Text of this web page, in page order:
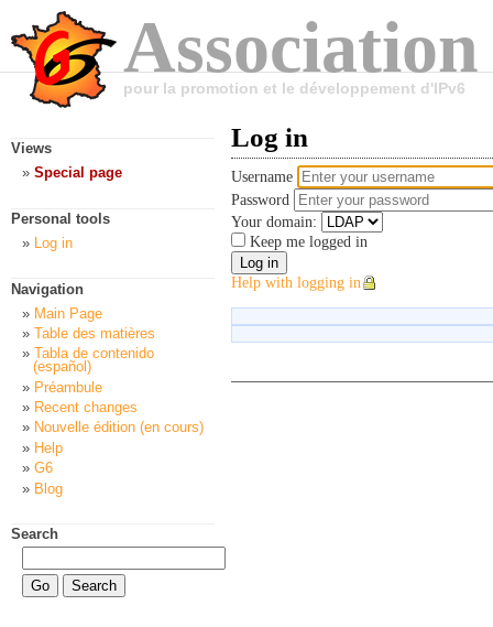
pour la promotion et le développement d'IPv6
Log in
Username
Password
Your domain:
Keep me logged in
Help with logging in
Views
Special page
Personal tools
Log in
Navigation
Main Page
Table des matières
Tabla de contenido
(español)
Préambule
Recent changes
Nouvelle édition (en cours)
Help
G6
Blog
Search